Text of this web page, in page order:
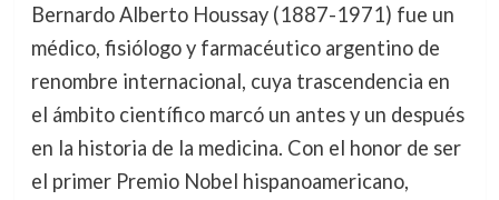
Bernardo Alberto Houssay (1887-1971) fue un
médico, fisiólogo y farmacéutico argentino de
renombre internacional, cuya trascendencia en
el ámbito científico marcó un antes y un después
en la historia de la medicina. Con el honor de ser
el primer Premio Nobel hispanoamericano,